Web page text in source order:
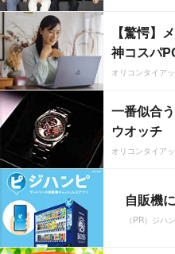
【驚愕】
神コスパ
オリコンタイア
一番似合
ウオッチ
オリコンタイア
自販機
（PR）ジハ